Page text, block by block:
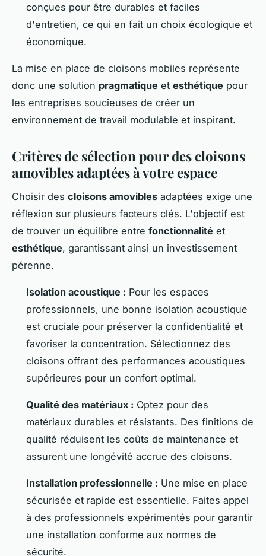
conçues pour être durables et faciles
d'entretien, ce qui en fait un choix écologique et
économique.
La mise en place de cloisons mobiles représente
donc une solution pragmatique et esthétique pour
les entreprises soucieuses de créer un
environnement de travail modulable et inspirant.
Critères de sélection pour des cloisons
amovibles adaptées à votre espace
Choisir des cloisons amovibles adaptées exige une
réflexion sur plusieurs facteurs clés. L'objectif est
de trouver un équilibre entre fonctionnalité et
esthétique, garantissant ainsi un investissement
pérenne.
Isolation acoustique : Pour les espaces
professionnels, une bonne isolation acoustique
est cruciale pour préserver la confidentialité et
favoriser la concentration. Sélectionnez des
cloisons offrant des performances acoustiques
supérieures pour un confort optimal.
Qualité des matériaux : Optez pour des
matériaux durables et résistants. Des finitions de
qualité réduisent les coûts de maintenance et
assurent une longévité accrue des cloisons.
Installation professionnelle : Une mise en place
sécurisée et rapide est essentielle. Faites appel
à des professionnels expérimentés pour garantir
une installation conforme aux normes de
sécurité.